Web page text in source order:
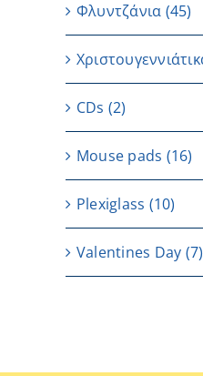
Φλυντζάνια (45)
CDs (2)
Μouse pads (16)
Plexiglass (10)
Valentines Day (7)